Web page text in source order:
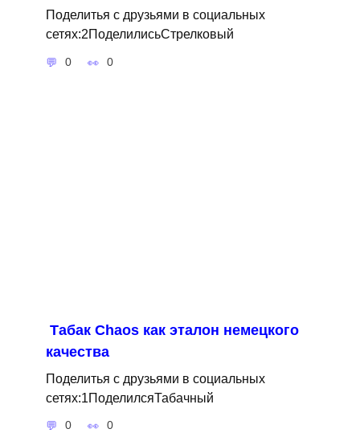
Поделитья с друзьями в социальных
сетях:2ПоделилисьСтрелковый
0 0
Табак Сhaos как эталон немецкого
качества
Поделитья с друзьями в социальных
сетях:1ПоделилсяТабачный
0 0